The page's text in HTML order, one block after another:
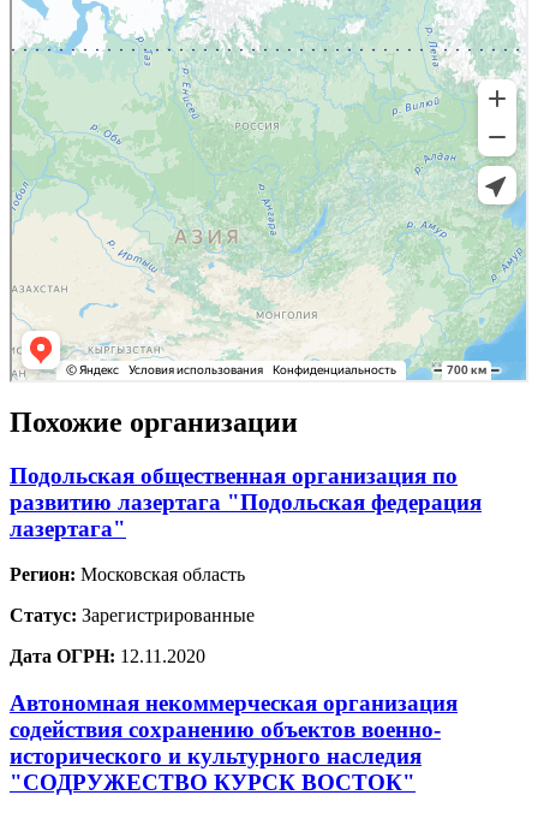
Похожие организации
Подольская общественная организация по
развитию лазертага "Подольская федерация
лазертага"
Регион: Московская область
Статус: Зарегистрированные
Дата ОГРН: 12.11.2020
Автономная некоммерческая организация
содействия сохранению объектов военно-
исторического и культурного наследия
"СОДРУЖЕСТВО КУРСК ВОСТОК"